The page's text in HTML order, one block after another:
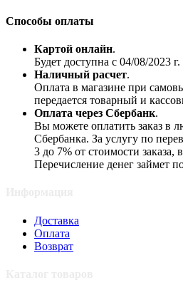
Способы оплаты
Картой онлайн.
Будет доступна с 04/08/2023 г.
Наличный расчет.
Оплата в магазине при
передается товарный и
Оплата через Сбербанк.
Вы можете оплатить заказ в
Сбербанка. За услугу по
3 до 7% от стоимости заказа,
Перечисление денег займет
Доставка
Оплата
Возврат